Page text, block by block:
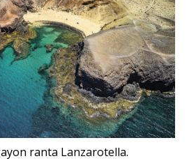
ranta Lanzarotella.